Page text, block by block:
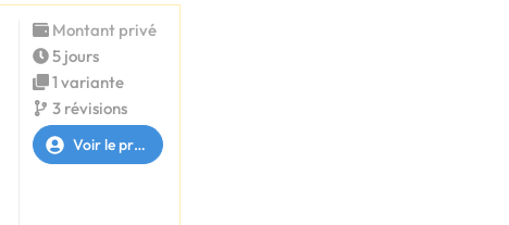
Montant privé
5 jours
1 variante
3 révisions
Voir le profil